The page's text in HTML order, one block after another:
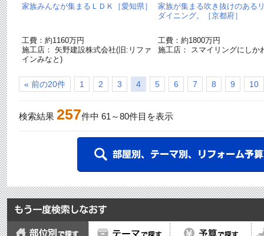
家族みんなが集まるＬＤＫ［愛知県］
工費：約1160万円
施工店： 矢野建設株式会社(旧:リファ
インみなと)
家族が集まる吹き抜けのある
ダイニング。［京都府］
工費：約1800万円
施工店： スマイリングにしか
« 前の20件 1 2 3 4 5 6 7 8 9 10
検索結果 257件中 61 ～80件目を表示